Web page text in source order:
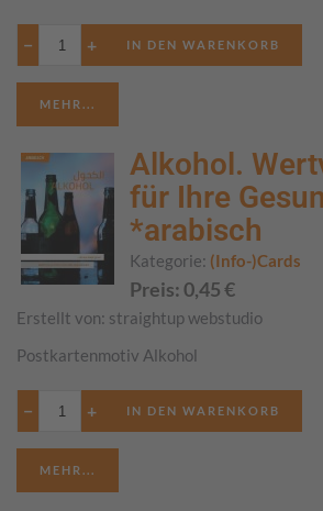
− +
MEHR...
Alkohol.
für Ihre
*arabisch
Kategorie: (Info-)Cards
Preis: 0,45€
Erstellt von: straightup webstudio
Postkartenmotiv Alkohol
− +
MEHR...